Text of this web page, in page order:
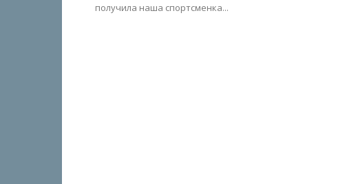
получила наша спортсменка...